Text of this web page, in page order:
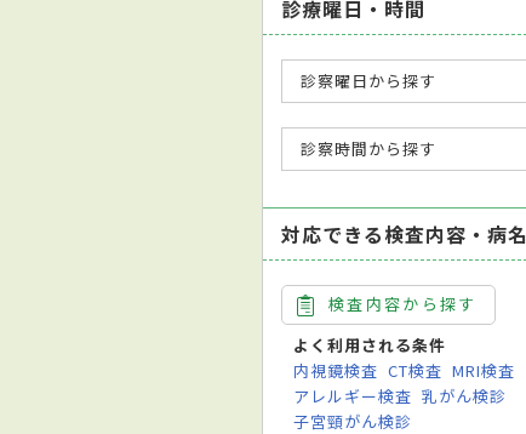
診療曜日・時間
診察曜日から探す
診察時間から探す
対応できる検査内容・病名
検査内容から探す
よく利用される条件
内視鏡検査 CT検査 MRI検査
アレルギー検査 乳がん検診
子宮頸がん検診